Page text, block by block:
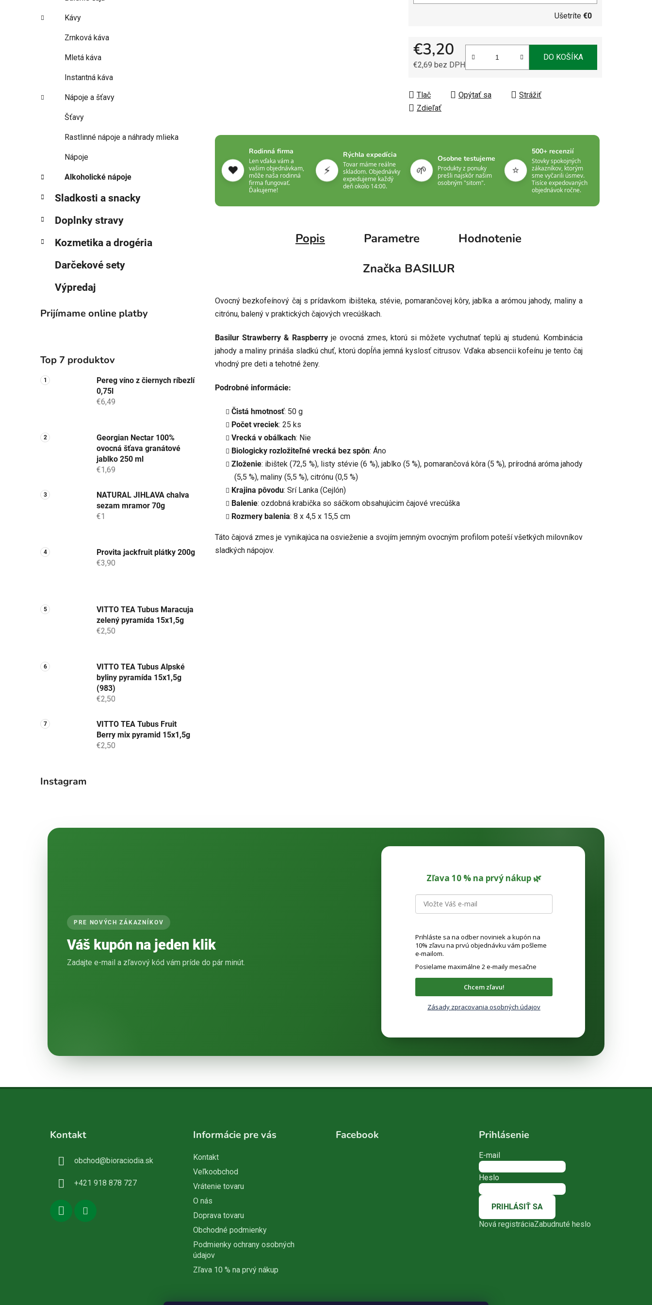
Kávy
Zrnková káva
Mletá káva
Instantná káva
Nápoje a šťavy
Šťavy
Rastlinné nápoje a náhrady mlieka
Nápoje
Alkoholické nápoje
Sladkosti a snacky
Doplnky stravy
Kozmetika a drogéria
Darčekové sety
Výpredaj
Prijímame online platby
Top 7 produktov
Pereg víno z čiernych ríbezlí
0,75l
€6,49
Georgian Nectar 100%
ovocná šťava granátové
jablko 250 ml
€1,69
NATURAL JIHLAVA chalva
sezam mramor 70g
€1
Provita jackfruit plátky 200g
€3,90
VITTO TEA Tubus Maracuja
zelený pyramída 15x1,5g
€2,50
VITTO TEA Tubus Alpské
byliny pyramída 15x1,5g
(983)
€2,50
VITTO TEA Tubus Fruit
Berry mix pyramid 15x1,5g
€2,50
Instagram
Ušetríte €0
€3,20
€2,69 bez DPH
DO KOŠÍKA
Tlač Opýtať sa
Strážiť
Zdieľať
❤️
Rodinná firma
Len vďaka vám a
vašim objednávkam,
môže naša rodinná
firma fungovať.
Ďakujeme!
⚡
Rýchla expedícia
Tovar máme reálne
skladom. Objednávky
expedujeme každý
deň okolo 14:00.
🌱
Osobne testujeme
Produkty z ponuky
prešli najskôr našim
osobným "sitom".
⭐
500+ recenzií
Stovky spokojných
zákazníkov, ktorým
sme vyčarili úsmev.
Tisíce expedovaných
objednávok ročne.
Popis Parametre
Hodnotenie
Značka BASILUR
Ovocný bezkofeínový čaj s prídavkom ibišteka, stévie, pomarančovej kôry, jablka a arómou jahody, maliny a
citrónu, balený v praktických čajových vrecúškach.
Basilur Strawberry & Raspberry je ovocná zmes, ktorú si môžete vychutnať teplú aj studenú. Kombinácia
jahody a maliny prináša sladkú chuť, ktorú dopĺňa jemná kyslosť citrusov. Vďaka absencii kofeínu je tento čaj
vhodný pre deti a tehotné ženy.
Podrobné informácie:
Čistá hmotnosť: 50 g
Počet vreciek: 25 ks
Vrecká v obálkach: Nie
Biologicky rozložiteľné vrecká bez spôn: Áno
Zloženie: ibištek (72,5 %), listy stévie (6 %), jablko (5 %), pomarančová kôra (5 %), prírodná aróma jahody
(5,5 %), maliny (5,5 %), citrónu (0,5 %)
Krajina pôvodu: Srí Lanka (Cejlón)
Balenie: ozdobná krabička so sáčkom obsahujúcim čajové vrecúška
Rozmery balenia: 8 x 4,5 x 15,5 cm
Táto čajová zmes je vynikajúca na osvieženie a svojím jemným ovocným profilom poteší všetkých milovníkov
sladkých nápojov.
PRE NOVÝCH ZÁKAZNÍKOV
Váš kupón na jeden klik
Zadajte e-mail a zľavový kód vám príde do pár minút.
Zľava 10 % na prvý nákup 🌿
Prihláste sa na odber noviniek a kupón na
10% zľavu na prvú objednávku vám pošleme
e-mailom.
Posielame maximálne 2 e-maily mesačne
Chcem zľavu!
Zásady zpracovania osobných údajov
Kontakt
obchod@bioraciodia.sk
+421 918 878 727
Informácie pre vás
Kontakt
Veľkoobchod
Vrátenie tovaru
O nás
Doprava tovaru
Obchodné podmienky
Podmienky ochrany osobných
údajov
Zľava 10 % na prvý nákup
Facebook Prihlásenie
E-mail
Heslo
PRIHLÁSIŤ SA
Nová registráciaZabudnuté heslo